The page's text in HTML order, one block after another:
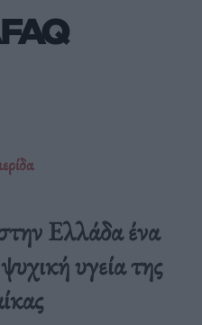
Ελλάδα ένα
υγεία της